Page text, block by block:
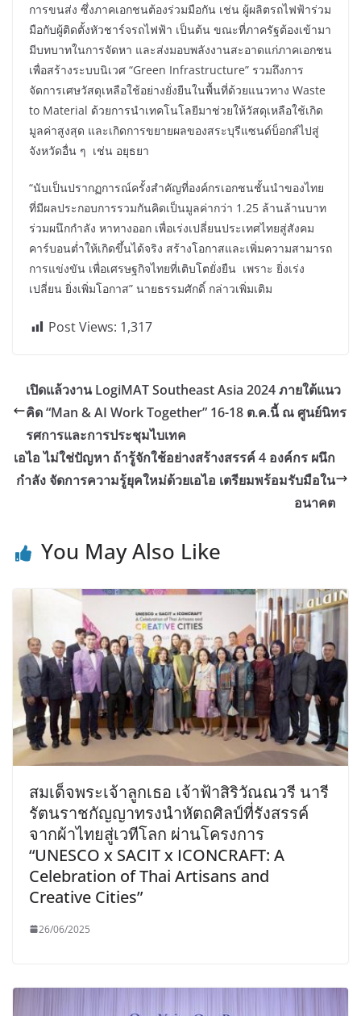
การขนส่ง ซึ่งภาคเอกชนต้องร่วมมือกัน เช่น ผู้ผลิตรถไฟฟ้าร่วม
มือกับผู้ติดตั้งหัวชาร์จรถไฟฟ้า เป็นต้น ขณะที่ภาครัฐต้องเข้ามา
มีบทบาทในการจัดหา และส่งมอบพลังงานสะอาดแก่ภาคเอกชน
เพื่อสร้างระบบนิเวศ “Green Infrastructure” รวมถึงการ
จัดการเศษวัสดุเหลือใช้อย่างยั่งยืนในพื้นที่ด้วยแนวทาง Waste
to Material ด้วยการนำเทคโนโลยีมาช่วยให้วัสดุเหลือใช้เกิด
มูลค่าสูงสุด และเกิดการขยายผลของสระบุรีแซนด์บ็อกส์ไปสู่
จังหวัดอื่น ๆ เช่น อยุธยา
“นับเป็นปรากฏการณ์ครั้งสำคัญที่องค์กรเอกชนชั้นนำของไทย
ที่มีผลประกอบการรวมกันคิดเป็นมูลค่ากว่า 1.25 ล้านล้านบาท
ร่วมผนึกกำลัง หาทางออก เพื่อเร่งเปลี่ยนประเทศไทยสู่สังคม
คาร์บอนต่ำให้เกิดขึ้นได้จริง สร้างโอกาสและเพิ่มความสามารถ
การแข่งขัน เพื่อเศรษฐกิจไทยที่เติบโตยั่งยืน เพราะ ยิ่งเร่ง
เปลี่ยน ยิ่งเพิ่มโอกาส” นายธรรมศักดิ์ กล่าวเพิ่มเติม
Post Views: 1,317
เปิดแล้วงาน LogiMAT Southeast Asia 2024 ภายใต้แนว
คิด “Man & AI Work Together” 16-18 ต.ค.นี้ ณ ศูนย์นิทร
รศการและการประชุมไบเทค
เอไอ ไม่ใช่ปัญหา ถ้ารู้จักใช้อย่างสร้างสรรค์ 4 องค์กร ผนึก
กำลัง จัดการความรู้ยุคใหม่ด้วยเอไอ เตรียมพร้อมรับมือใน
อนาคต
You May Also Like
สมเด็จพระเจ้าลูกเธอ เจ้าฟ้าสิริวัณณวรี นารี
รัตนราชกัญญาทรงนำหัตถศิลป์ที่รังสรรค์
จากผ้าไทยสู่เวทีโลก ผ่านโครงการ
“UNESCO x SACIT x ICONCRAFT: A
Celebration of Thai Artisans and
Creative Cities”
26/06/2025